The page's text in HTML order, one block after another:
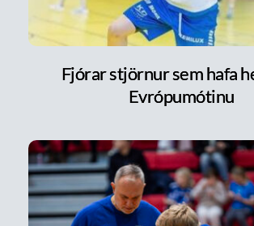
Fjórar stjörnur sem hafa
Evrópumótinu